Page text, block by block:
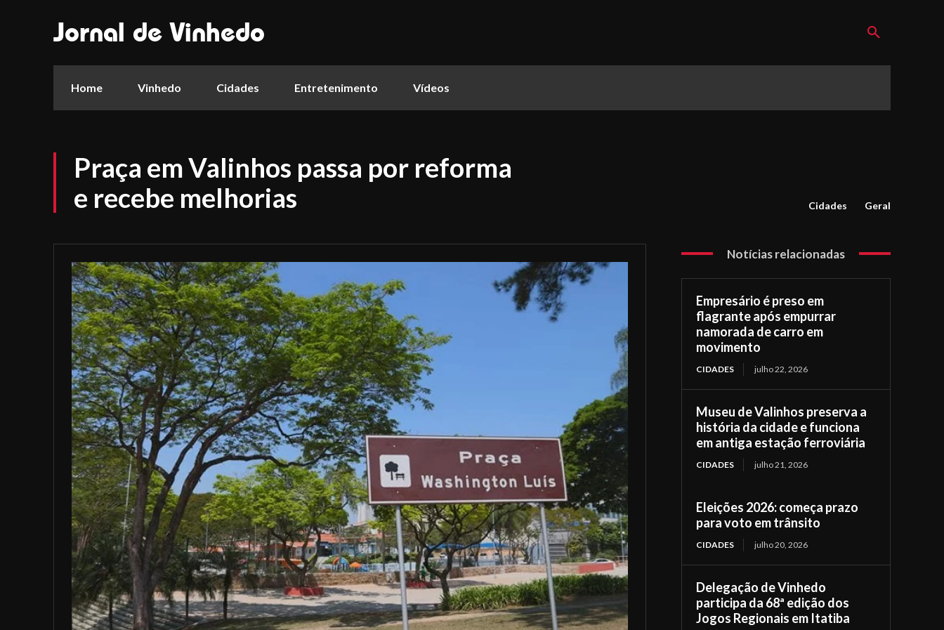
Jornal de Vinhedo
Home Vinhedo Cidades Entretenimento Vídeos
Praça em Valinhos passa por reforma
e recebe melhorias
Cidades Geral
Notícias relacionadas
Empresário é preso em
flagrante após empurrar
namorada de carro em
movimento
CIDADES julho 22, 2026
Museu de Valinhos preserva a
história da cidade e funciona
em antiga estação ferroviária
CIDADES julho 21, 2026
Eleições 2026: começa prazo
para voto em trânsito
CIDADES julho 20, 2026
Delegação de Vinhedo
participa da 68ª edição dos
Jogos Regionais em Itatiba